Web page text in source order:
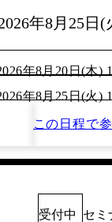
年8月25日
年8月20日(木)
年8月25日(火)
この日程で
受付中 セミ